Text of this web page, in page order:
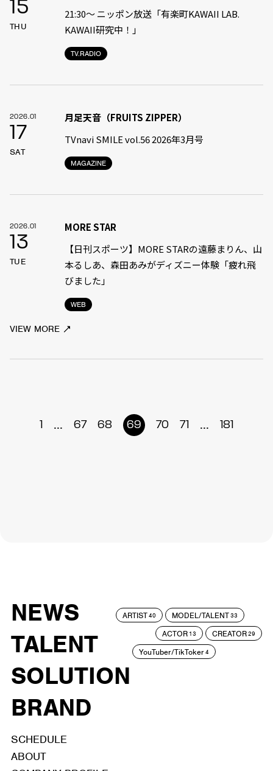
15
THU
TV.RADIO
21:30〜 ニッポン放送「有楽町KAWAII LAB.
KAWAII研究中！」
2026.01
17
SAT
MAGAZINE
月足天音（FRUITS ZIPPER）
TVnavi SMILE vol.56 2026年3月号
2026.01
13
TUE
WEB
MORE STAR
【日刊スポーツ】MORE STARの遠藤まりん、山
本るしあ、森田あみがディズニー体験「疲れ飛
びました」
VIEW MORE
1 ... 67 68 69 70 71 ... 181
NEWS
TALENT
SOLUTION
BRAND
ARTIST40 MODEL/TALENT33
ACTOR 13 CREATOR29
YouTuber/TikToker4
SCHEDULE
ABOUT